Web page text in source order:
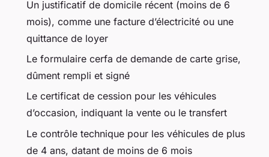
Un justificatif de domicile récent (moins de 6
mois), comme une facture d’électricité ou une
quittance de loyer
Le formulaire cerfa de demande de carte grise,
dûment rempli et signé
Le certificat de cession pour les véhicules
d’occasion, indiquant la vente ou le transfert
Le contrôle technique pour les véhicules de plus
de 4 ans, datant de moins de 6 mois